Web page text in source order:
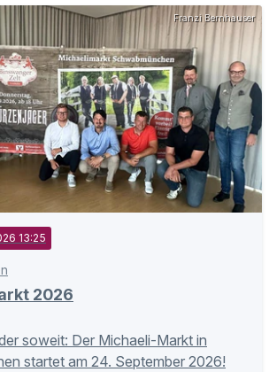
Franzi Bernhauser
13:25
2026
soweit: Der Michaeli-Markt in
startet am 24. September 2026!